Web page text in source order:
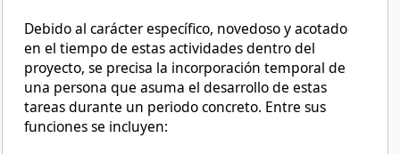
Debido al carácter específico, novedoso y acotado
en el tiempo de estas actividades dentro del
proyecto, se precisa la incorporación temporal de
una persona que asuma el desarrollo de estas
tareas durante un periodo concreto. Entre sus
funciones se incluyen: